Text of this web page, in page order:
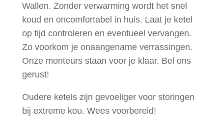
Wallen. Zonder verwarming wordt het snel
koud en oncomfortabel in huis. Laat je ketel
op tijd controleren en eventueel vervangen.
Zo voorkom je onaangename verrassingen.
Onze monteurs staan voor je klaar. Bel ons
gerust!
Oudere ketels zijn gevoeliger voor storingen
bij extreme kou. Wees voorbereid!